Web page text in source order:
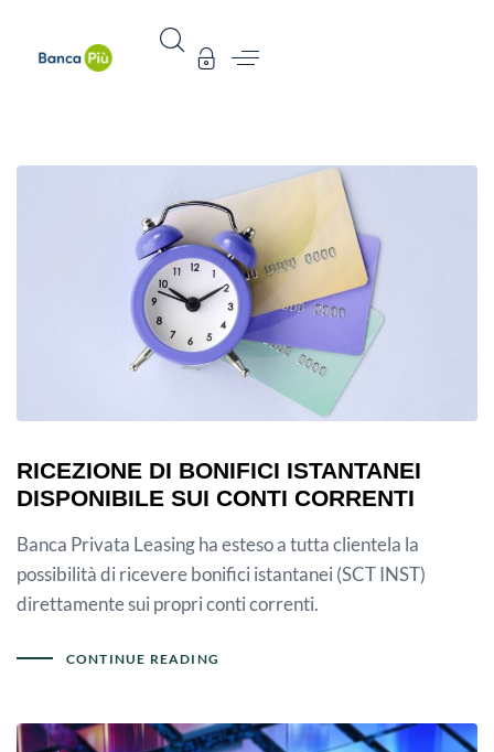
RICEZIONE DI BONIFICI ISTANTANEI
DISPONIBILE SUI CONTI CORRENTI
Banca Privata Leasing ha esteso a tutta clientela la
possibilità di ricevere bonifici istantanei (SCT INST)
direttamente sui propri conti correnti.
CONTINUE READING